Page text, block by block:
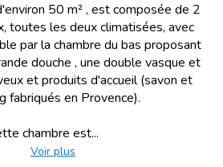
50 m² , est composée de 2
toutes les deux climatisées, avec
par la chambre du bas proposant
douche , une double vasque et
et produits d'accueil (savon et
fabriqués en Provence).
chambre est...
Voir plus